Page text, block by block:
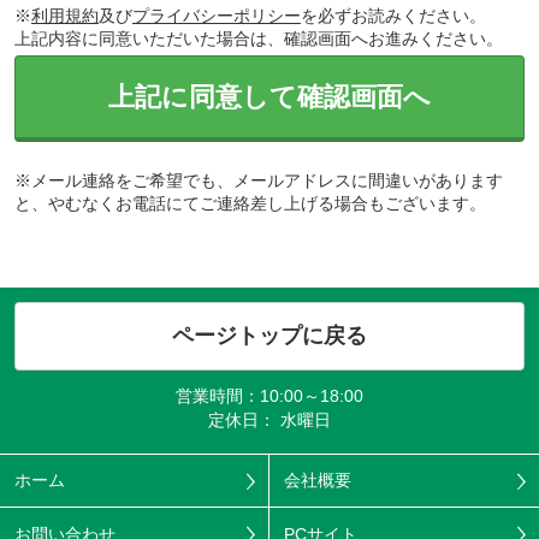
※利用規約及びプライバシーポリシーを必ずお読みください。
上記内容に同意いただいた場合は、確認画面へお進みください。
上記に同意して確認画面へ
※メール連絡をご希望でも、メールアドレスに間違いがあります
と、やむなくお電話にてご連絡差し上げる場合もございます。
ページトップに戻る
営業時間：10:00～18:00
定休日： 水曜日
ホーム 会社概要
お問い合わせ PCサイト